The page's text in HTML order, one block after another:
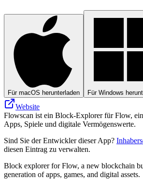
Für macOS herunterladen Für Windows
Website
Flowscan ist ein Block-Explorer für Flow,
Apps, Spiele und digitale Vermögenswerte.
Sind Sie der Entwickler dieser App?
diesen Eintrag zu verwalten.
Block explorer for Flow, a new blockchain
generation of apps, games, and digital assets.